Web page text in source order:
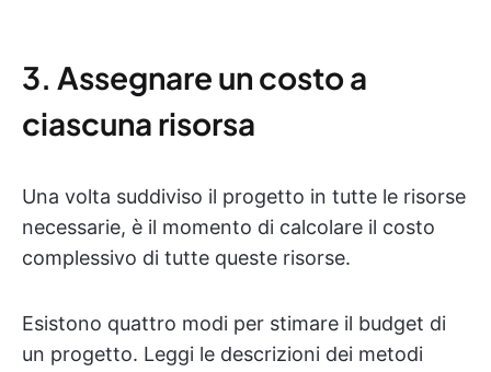
3. Assegnare un costo a
ciascuna risorsa
Una volta suddiviso il progetto in tutte le risorse
necessarie, è il momento di calcolare il costo
complessivo di tutte queste risorse.
Esistono quattro modi per stimare il budget di
un progetto. Leggi le descrizioni dei metodi